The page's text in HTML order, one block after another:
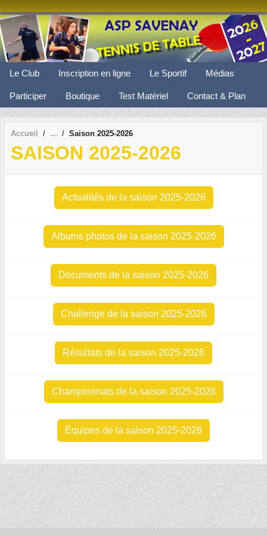
Le Club Inscription en ligne Le Sportif Médias
Participer Boutique Test Matériel Contact & Plan
Accueil Saison 2025-2026
SAISON 2025-2026
Actualités de la saison 2025-2026
Albums photos de la saison 2025-2026
Documents de la saison 2025-2026
Challenge de la saison 2025-2026
Résultats de la saison 2025-2026
Championnats de la saison 2025-2026
Équipes de la saison 2025-2026